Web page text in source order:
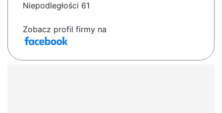
Niepodległości 61
Zobacz profil firmy na